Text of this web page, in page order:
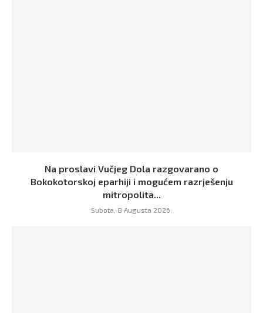
Na proslavi Vučjeg Dola razgovarano o
Bokokotorskoj eparhiji i mogućem razrješenju
mitropolita...
Subota, 8 Augusta 2026,